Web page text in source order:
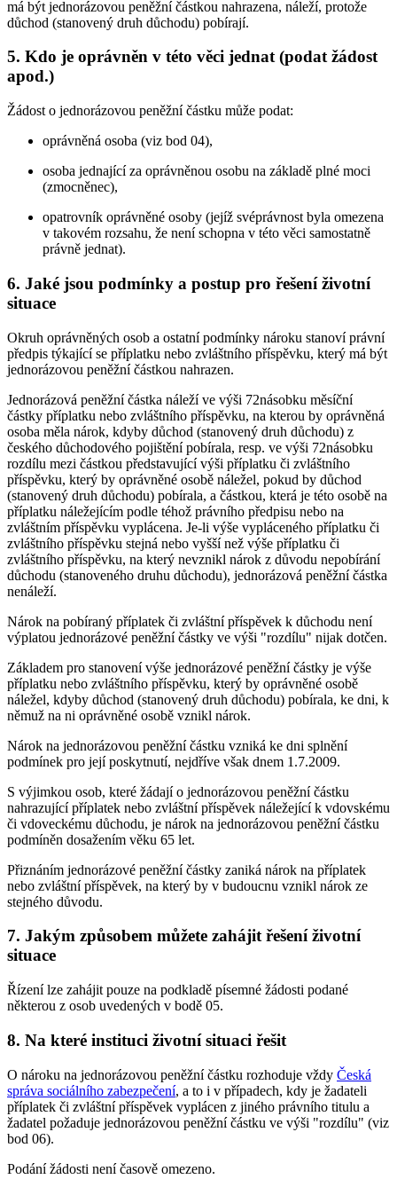
má být jednorázovou peněžní částkou nahrazena, náleží, protože
důchod (stanovený druh důchodu) pobírají.
5. Kdo je oprávněn v této věci jednat (podat žádost
apod.)
Žádost o jednorázovou peněžní částku může podat:
oprávněná osoba (viz bod 04),
osoba jednající za oprávněnou osobu na základě plné moci
(zmocněnec),
opatrovník oprávněné osoby (jejíž svéprávnost byla omezena
v takovém rozsahu, že není schopna v této věci samostatně
právně jednat).
6. Jaké jsou podmínky a postup pro řešení životní
situace
Okruh oprávněných osob a ostatní podmínky nároku stanoví právní
předpis týkající se příplatku nebo zvláštního příspěvku, který má být
jednorázovou peněžní částkou nahrazen.
Jednorázová peněžní částka náleží ve výši 72násobku měsíční
částky příplatku nebo zvláštního příspěvku, na kterou by oprávněná
osoba měla nárok, kdyby důchod (stanovený druh důchodu) z
českého důchodového pojištění pobírala, resp. ve výši 72násobku
rozdílu mezi částkou představující výši příplatku či zvláštního
příspěvku, který by oprávněné osobě náležel, pokud by důchod
(stanovený druh důchodu) pobírala, a částkou, která je této osobě na
příplatku náležejícím podle téhož právního předpisu nebo na
zvláštním příspěvku vyplácena. Je-li výše vypláceného příplatku či
zvláštního příspěvku stejná nebo vyšší než výše příplatku či
zvláštního příspěvku, na který nevznikl nárok z důvodu nepobírání
důchodu (stanoveného druhu důchodu), jednorázová peněžní částka
nenáleží.
Nárok na pobíraný příplatek či zvláštní příspěvek k důchodu není
výplatou jednorázové peněžní částky ve výši "rozdílu" nijak dotčen.
Základem pro stanovení výše jednorázové peněžní částky je výše
příplatku nebo zvláštního příspěvku, který by oprávněné osobě
náležel, kdyby důchod (stanovený druh důchodu) pobírala, ke dni, k
němuž na ni oprávněné osobě vznikl nárok.
Nárok na jednorázovou peněžní částku vzniká ke dni splnění
podmínek pro její poskytnutí, nejdříve však dnem 1.7.2009.
S výjimkou osob, které žádají o jednorázovou peněžní částku
nahrazující příplatek nebo zvláštní příspěvek náležející k vdovskému
či vdoveckému důchodu, je nárok na jednorázovou peněžní částku
podmíněn dosažením věku 65 let.
Přiznáním jednorázové peněžní částky zaniká nárok na příplatek
nebo zvláštní příspěvek, na který by v budoucnu vznikl nárok ze
stejného důvodu.
7. Jakým způsobem můžete zahájit řešení životní
situace
Řízení lze zahájit pouze na podkladě písemné žádosti podané
některou z osob uvedených v bodě 05.
8. Na které instituci životní situaci řešit
O nároku na jednorázovou peněžní částku rozhoduje vždy Česká
správa sociálního zabezpečení, a to i v případech, kdy je žadateli
příplatek či zvláštní příspěvek vyplácen z jiného právního titulu a
žadatel požaduje jednorázovou peněžní částku ve výši "rozdílu" (viz
bod 06).
Podání žádosti není časově omezeno.